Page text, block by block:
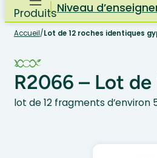
ProduitsNiveau
Accueil/Lot de 12 roches identiques
R2066 – Lot
lot de 12 fragments d’environ